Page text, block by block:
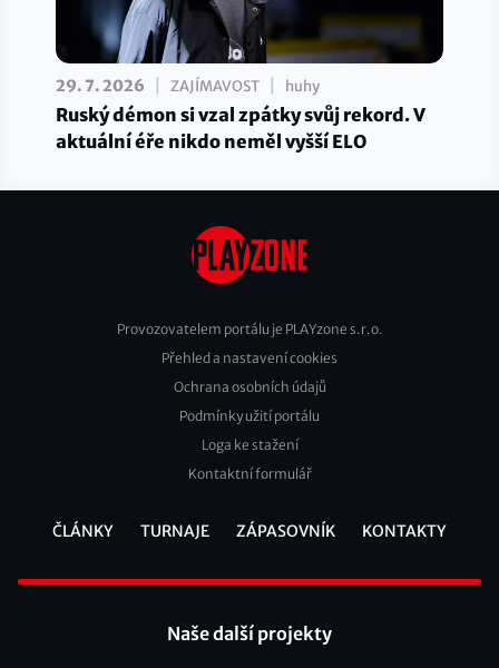
29. 7. 2026 ZAJÍMAVOST huhy
Ruský démon si vzal zpátky svůj rekord. V
aktuální éře nikdo neměl vyšší ELO
Footer
Provozovatelem portálu je PLAYzone s.r.o.
Přehled a nastavení cookies
Ochrana osobních údajů
Podmínky užití portálu
Loga ke stažení
Kontaktní formulář
ČLÁNKY TURNAJE ZÁPASOVNÍK KONTAKTY
Naše další projekty